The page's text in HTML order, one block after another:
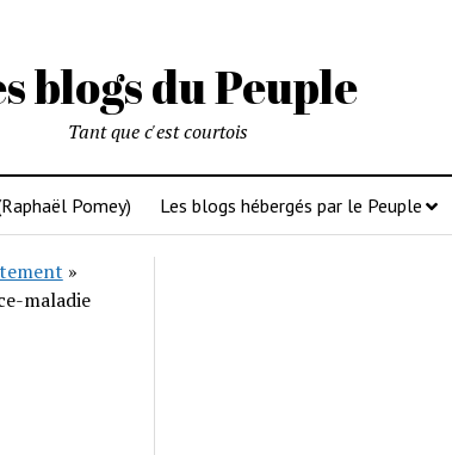
blogs du Peuple
Tant que c'est courtois
Pomey) Les blogs hébergés par le Peuple
»
maladie